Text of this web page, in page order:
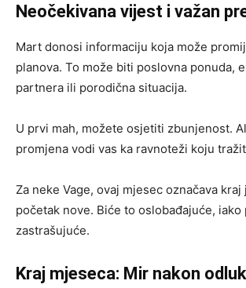
Neočekivana vijest i važan
Mart donosi informaciju koja može
planova. To može biti poslovna ponuda,
partnera ili porodična situacija.
U prvi mah, možete osjetiti zbunjenost.
promjena vodi vas ka ravnoteži koju
Za neke Vage, ovaj mjesec označava
početak nove. Biće to oslobađajuće, iako
zastrašujuće.
Kraj mjeseca: Mir nakon